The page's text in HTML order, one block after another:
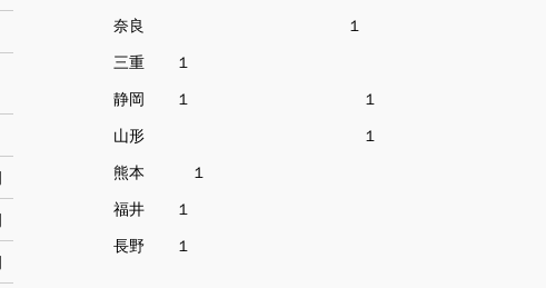
奈良 １
三重 １
静岡 １ １
山形 １
熊本 １
福井 １
長野 １